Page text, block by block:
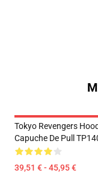
Tokyo Revengers
Capuche De Pull
39,51 € - 45,95 €